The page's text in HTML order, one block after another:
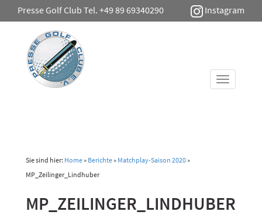
Presse Golf Club Tel. +49 89 69340290 Instagram
Toggle
Sie sind hier: Home» Berichte» Matchplay-Saison 2020»
MP_Zeilinger_Lindhuber
MP_ZEILINGER_LINDHUBER